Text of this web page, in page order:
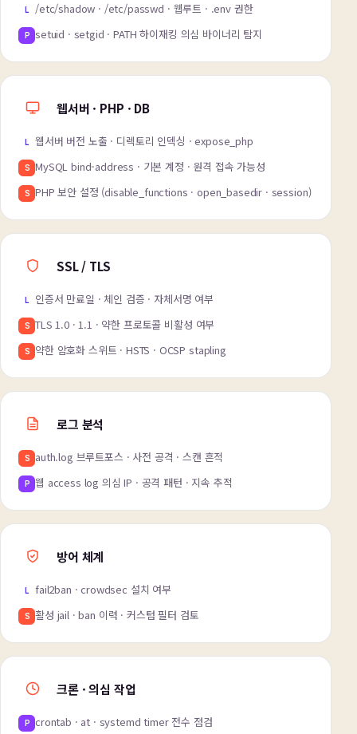
L /etc/shadow · /etc/passwd · 웹루트 · .env 권한
P setuid · setgid · PATH 하이재킹 의심 바이너리 탐지
웹서버 · PHP · DB
L 웹서버 버전 노출 · 디렉토리 인덱싱 · expose_php
S MySQL bind-address · 기본 계정 · 원격 접속 가능성
S PHP 보안 설정 (disable_functions · open_basedir · session)
SSL / TLS
L 인증서 만료일 · 체인 검증 · 자체서명 여부
S TLS 1.0 · 1.1 · 약한 프로토콜 비활성 여부
S 약한 암호화 스위트 · HSTS · OCSP stapling
로그 분석
S auth.log 브루트포스 · 사전 공격 · 스캔 흔적
P 웹 access log 의심 IP · 공격 패턴 · 지속 추적
방어 체계
L fail2ban · crowdsec 설치 여부
S 활성 jail · ban 이력 · 커스텀 필터 검토
크론 · 의심 작업
P crontab · at · systemd timer 전수 점검